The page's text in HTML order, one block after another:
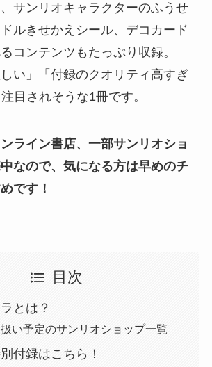
サンリオキャラクターのふうせ
ルきせかえシール、デコカード
コンテンツもたっぷり収録。
しい」「付録のクオリティ高すぎ
目されそうな1冊です。
ライン書店、一部サンリオショ
なので、気になる方は早めのチ
です！
目次
とは？
い予定のサンリオショップ一覧
付録はこちら！